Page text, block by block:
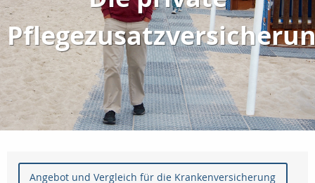
Angebot und Vergleich für die Krankenversicherung